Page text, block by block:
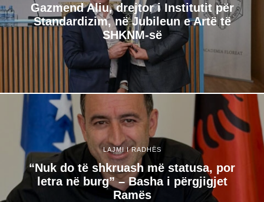
Gazmend Aliu, drejtor i Institutit për
Standardizim, në Jubileun e Artë të
SHKNM-së
LAJMI I RADHËS
“Nuk do të shkruash më statusa, por
letra në burg” – Basha i përgjigjet
Ramës